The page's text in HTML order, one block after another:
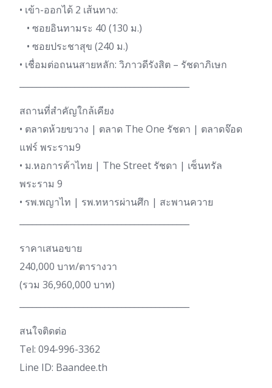
• เข้า-ออกได้ 2 เส้นทาง:
• ซอยอินทามระ 40 (130 ม.)
• ซอยประชาสุข (240 ม.)
• เชื่อมต่อถนนสายหลัก: วิภาวดีรังสิต – รัชดาภิเษก
สถานที่สำคัญใกล้เคียง
• ตลาดห้วยขวาง | ตลาด The One รัชดา | ตลาดจ๊อด
แฟร์ พระราม9
• ม.หอการค้าไทย | The Street รัชดา | เซ็นทรัล
พระราม 9
• รพ.พญาไท | รพ.ทหารผ่านศึก | สะพานควาย
ราคาเสนอขาย
240,000 บาท/ตารางวา
(รวม 36,960,000 บาท)
สนใจติดต่อ
Tel: 094-996-3362
Line ID: Baandee.th